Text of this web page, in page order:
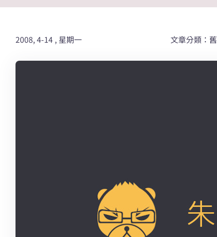
2008, 4-14 , 星期一 文章分類：